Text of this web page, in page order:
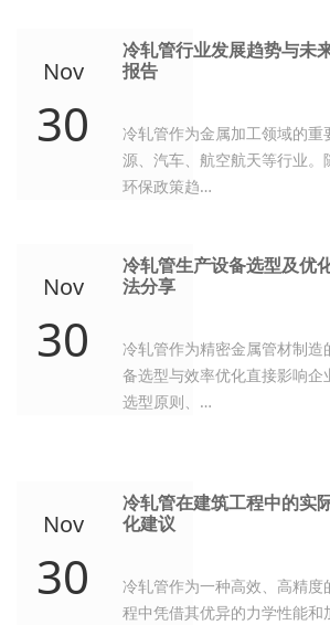
Nov
30
冷轧管行业发展趋势与未
报告
冷轧管作为金属加工领域的
源、汽车、航空航天等行业
环保政策趋…
Nov
30
冷轧管生产设备选型及优
法分享
冷轧管作为精密金属管材制造
备选型与效率优化直接影响企
选型原则、…
Nov
30
冷轧管在建筑工程中的实
化建议
冷轧管作为一种高效、高精度
程中凭借其优异的力学性能